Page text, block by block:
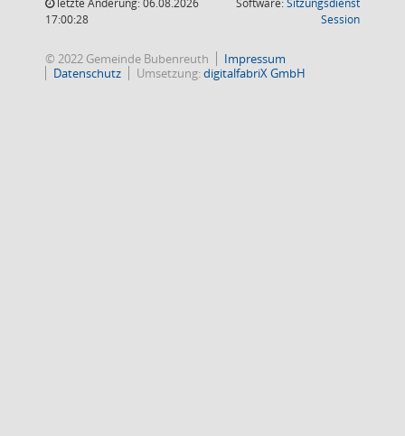
letzte Änderung: 06.08.2026
17:00:28
Software:Sitzungsdienst
Session(Wird in
© 2022 Gemeinde Bubenreuth
Impressum
Datenschutz
Umsetzung:digitalfabriX GmbH